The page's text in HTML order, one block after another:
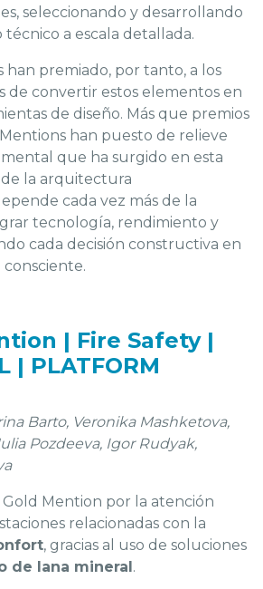
seleccionando y desarrollando
a escala detallada.
han premiado, por tanto, a los
de convertir estos elementos en
de diseño. Más que premios
han puesto de relieve
que ha surgido en esta
de la arquitectura
cada vez más de la
tecnología, rendimiento y
cada decisión constructiva en
| Fire Safety |
| PLATFORM
Barto, Veronika Mashketova,
Pozdeeva, Igor Rudyak,
Mention por la atención
relacionadas con la
, gracias al uso de soluciones
de lana mineral.